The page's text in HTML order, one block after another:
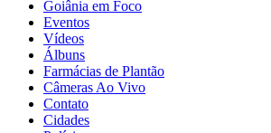
Goiânia em Foco
Eventos
Vídeos
Álbuns
Farmácias de Plantão
Câmeras Ao Vivo
Contato
Cidades